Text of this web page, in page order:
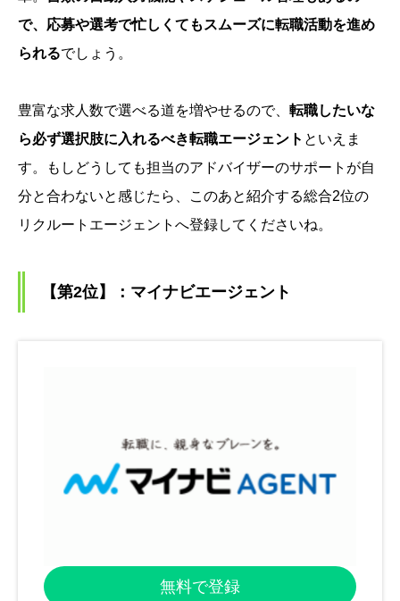
で、応募や選考で忙しくてもスムーズに転職活動を進め
られるでしょう。
豊富な求人数で選べる道を増やせるので、 転職したいな
ら必ず選択肢に入れるべき転職エージェント といえま
す。もしどうしても担当のアドバイザーのサポートが自
分と合わないと感じたら、このあと紹介する総合2位の
リクルートエージェントへ登録してくださいね。
【第2位】：マイナビエージェント
無料で登録